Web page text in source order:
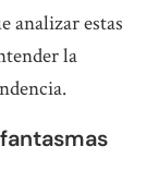
analizar estas
la